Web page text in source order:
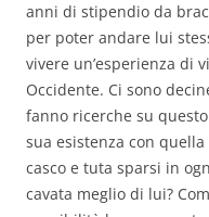
anni di stipendio da
per poter andare lui
vivere un’esperienza di
Occidente. Ci sono
fanno ricerche su
sua esistenza con
casco e tuta sparsi in
cavata meglio di lui?